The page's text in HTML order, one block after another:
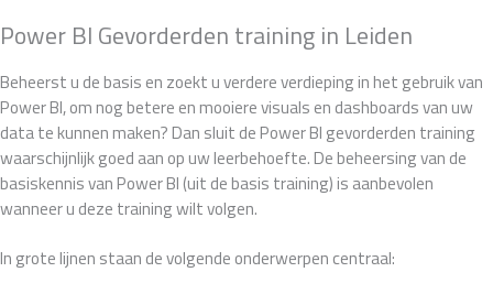
Power BI Gevorderden training in Leiden
Beheerst u de basis en zoekt u verdere verdieping in het gebruik van
Power BI, om nog betere en mooiere visuals en dashboards van uw
data te kunnen maken? Dan sluit de Power BI gevorderden training
waarschijnlijk goed aan op uw leerbehoefte. De beheersing van de
basiskennis van Power BI (uit de basis training) is aanbevolen
wanneer u deze training wilt volgen.
In grote lijnen staan de volgende onderwerpen centraal: